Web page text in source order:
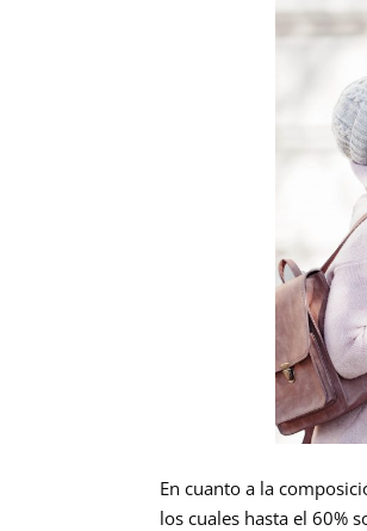
En cuanto a la
los cuales hasta el 60%